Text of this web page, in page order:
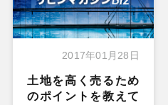
2017年01月28日
土地を高く売るため
のポイントを教えて